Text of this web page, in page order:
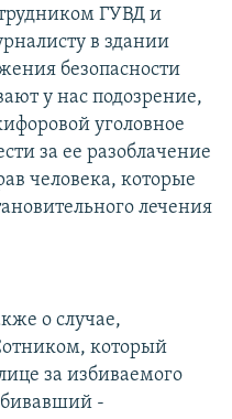
ГУВД и
в здании
безопасности
у нас подозрение,
уголовное
за ее разоблачение
человека, которые
лечения
о случае,
который
за избиваемого
-